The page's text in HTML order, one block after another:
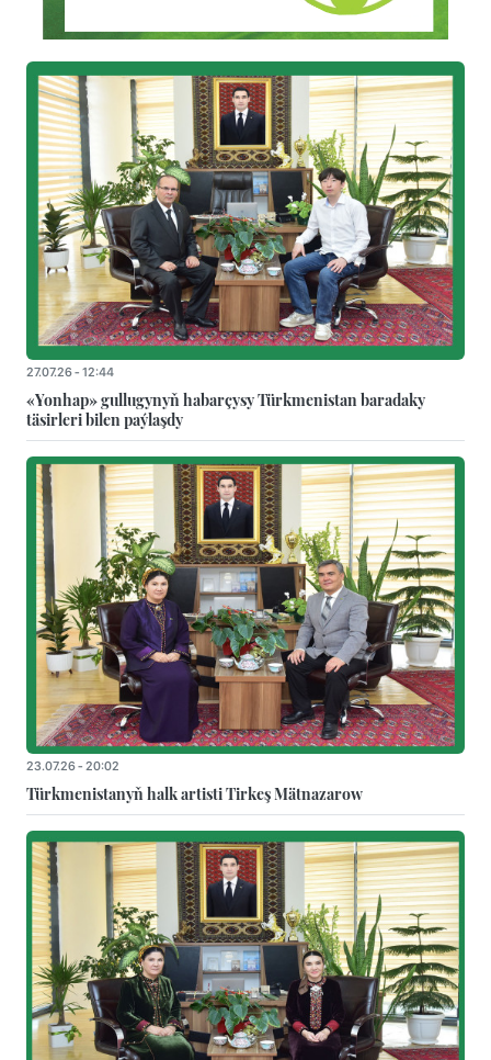
27.07.26 - 12:44
«Yonhap» gullugynyň habarçysy Türkmenistan baradaky
täsirleri bilen paýlaşdy
23.07.26 - 20:02
Türkmenistanyň halk artisti Tirkeş Mätnazarow